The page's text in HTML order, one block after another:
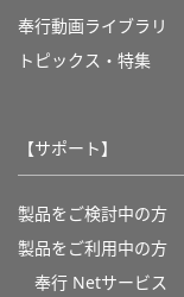
奉行動画ライブラリ
トピックス・特集
【サポート】
製品をご検討中の方
製品をご利用中の方
奉行 Netサービス